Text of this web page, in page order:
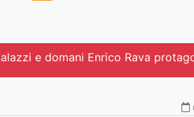
e domani Enrico Rava